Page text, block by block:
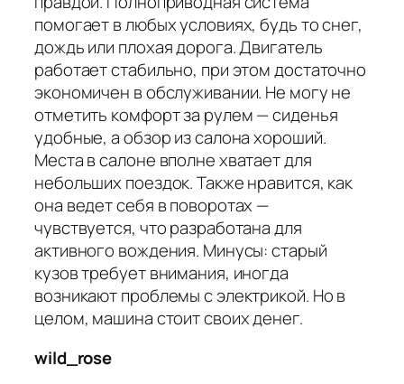
помогает в любых условиях, будь то снег,
дождь или плохая дорога. Двигатель
работает стабильно, при этом достаточно
экономичен в обслуживании. Не могу не
отметить комфорт за рулем — сиденья
удобные, а обзор из салона хороший.
Места в салоне вполне хватает для
небольших поездок. Также нравится, как
она ведет себя в поворотах —
чувствуется, что разработана для
активного вождения. Минусы: старый
кузов требует внимания, иногда
возникают проблемы с электрикой. Но в
целом, машина стоит своих денег.
wild_rose